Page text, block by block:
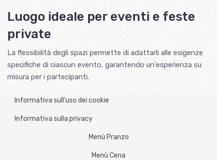
Luogo ideale per eventi e feste
private
La flessibilità degli spazi permette di adattarli alle esigenze
specifiche di ciascun evento, garantendo un'esperienza su
misura per i partecipanti.
Informativa sull’uso dei cookie
Informativa sulla privacy
Menù Pranzo
Menù Cena